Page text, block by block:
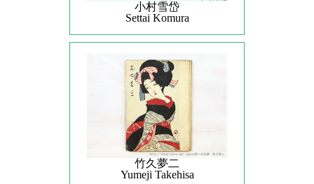
小村雪岱
Settai Komura
竹久夢二
Yumeji Takehisa